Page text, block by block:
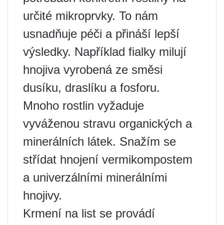
určité mikroprvky. To nám
usnadňuje péči a přináší lepší
výsledky. Například fialky milují
hnojiva vyrobená ze směsi
dusíku, draslíku a fosforu.
Mnoho rostlin vyžaduje
vyváženou stravu organických a
minerálních látek. Snažím se
střídat hnojení vermikompostem
a univerzálními minerálními
hnojivy.
Krmení na list se provádí